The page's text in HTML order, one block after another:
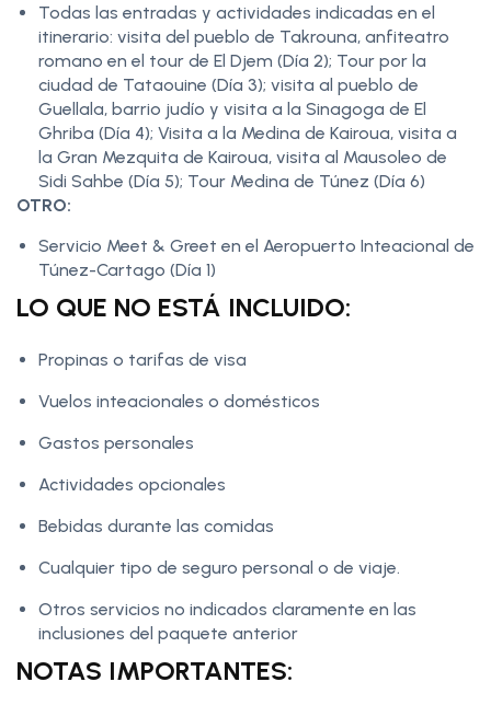
Todas las entradas y actividades indicadas en el
itinerario: visita del pueblo de Takrouna, anfiteatro
romano en el tour de El Djem (Día 2); Tour por la
ciudad de Tataouine (Día 3); visita al pueblo de
Guellala, barrio judío y visita a la Sinagoga de El
Ghriba (Día 4); Visita a la Medina de Kairoua, visita a
la Gran Mezquita de Kairoua, visita al Mausoleo de
Sidi Sahbe (Día 5); Tour Medina de Túnez (Día 6)
OTRO:
Servicio Meet & Greet en el Aeropuerto Inteacional de
Túnez-Cartago (Día 1)
LO QUE NO ESTÁ INCLUIDO:
Propinas o tarifas de visa
Vuelos inteacionales o domésticos
Gastos personales
Actividades opcionales
Bebidas durante las comidas
Cualquier tipo de seguro personal o de viaje.
Otros servicios no indicados claramente en las
inclusiones del paquete anterior
NOTAS IMPORTANTES: